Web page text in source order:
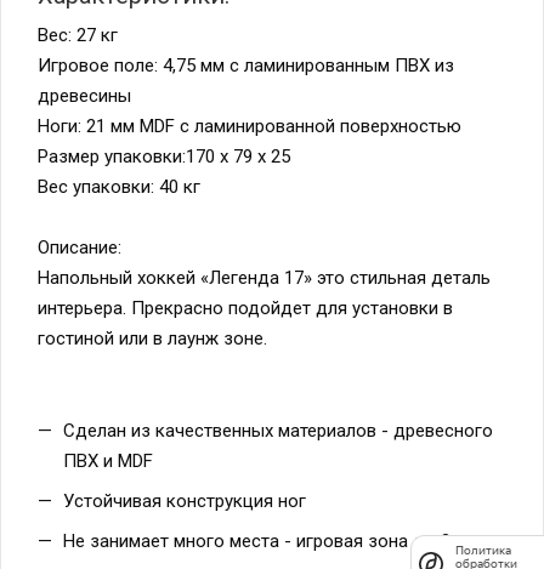
Вес: 27 кг
Игровое поле: 4,75 мм с ламинированным ПВХ из
древесины
Ноги: 21 мм MDF с ламинированной поверхностью
Размер упаковки:170 х 79 х 25
Вес упаковки: 40 кг
Описание:
Напольный хоккей «Легенда 17» это стильная деталь
интерьера. Прекрасно подойдет для установки в
гостиной или в лаунж зоне.
Сделан из качественных материалов - древесного
ПВХ и MDF
Устойчивая конструкция ног
Не занимает много места - игровая зона до 3 кв.м